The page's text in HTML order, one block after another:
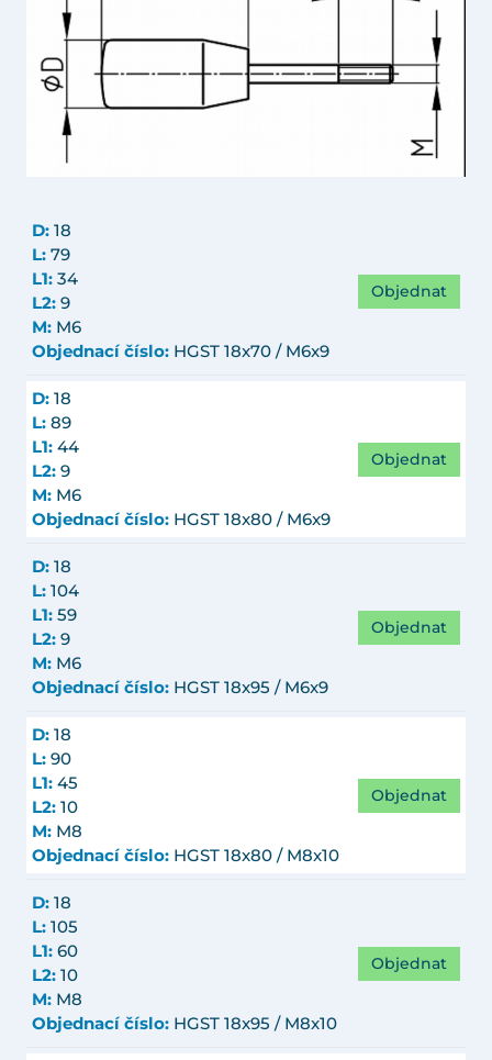
D: 18
L: 79
L1: 34
L2: 9
M: M6
Objednací číslo: HGST 18x70 / M6x9
Objednat
D: 18
L: 89
L1: 44
L2: 9
M: M6
Objednací číslo: HGST 18x80 / M6x9
Objednat
D: 18
L: 104
L1: 59
L2: 9
M: M6
Objednací číslo: HGST 18x95 / M6x9
Objednat
D: 18
L: 90
L1: 45
L2: 10
M: M8
Objednací číslo: HGST 18x80 / M8x10
Objednat
D: 18
L: 105
L1: 60
L2: 10
M: M8
Objednací číslo: HGST 18x95 / M8x10
Objednat